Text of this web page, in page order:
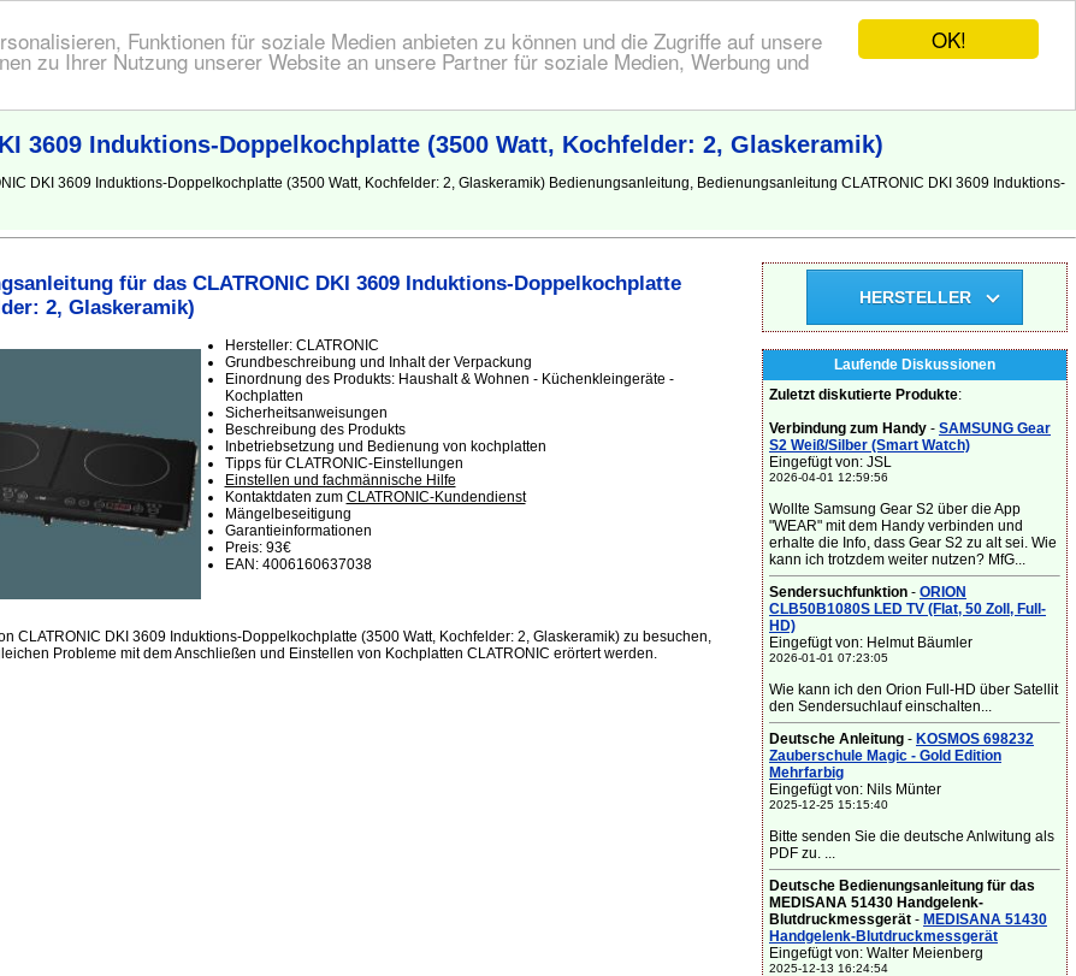
OK!
Funktionen für soziale Medien anbieten zu können und die Zugriffe auf unsere
zu Ihrer Nutzung unserer Website an unsere Partner für soziale Medien, Werbung und
3609 Induktions-Doppelkochplatte (3500 Watt, Kochfelder: 2, Glaskeramik)
DKI 3609 Induktions-Doppelkochplatte (3500 Watt, Kochfelder: 2, Glaskeramik) Bedienungsanleitung, Bedienungsanleitung CLATRONIC DKI 3609 Induktions-
für das CLATRONIC DKI 3609 Induktions-Doppelkochplatte
2, Glaskeramik)
Hersteller: CLATRONIC
Grundbeschreibung und Inhalt der Verpackung
Einordnung des Produkts: Haushalt & Wohnen - Küchenkleingeräte -
Kochplatten
Sicherheitsanweisungen
Beschreibung des Produkts
Inbetriebsetzung und Bedienung von kochplatten
Tipps für CLATRONIC-Einstellungen
Einstellen und fachmännische Hilfe
Kontaktdaten zum CLATRONIC-Kundendienst
Mängelbeseitigung
Garantieinformationen
Preis: 93€
EAN: 4006160637038
CLATRONIC DKI 3609 Induktions-Doppelkochplatte (3500 Watt, Kochfelder: 2, Glaskeramik) zu besuchen,
Probleme mit dem Anschließen und Einstellen von Kochplatten CLATRONIC erörtert werden.
HERSTELLER
Laufende Diskussionen
Zuletzt diskutierte Produkte:
Verbindung zum Handy - SAMSUNG Gear
S2 Weiß/Silber (Smart Watch)
Eingefügt von: JSL
2026-04-01 12:59:56
Wollte Samsung Gear S2 über die App
"WEAR" mit dem Handy verbinden und
erhalte die Info, dass Gear S2 zu alt sei. Wie
kann ich trotzdem weiter nutzen? MfG...
Sendersuchfunktion - ORION
CLB50B1080S LED TV (Flat, 50 Zoll, Full-
HD)
Eingefügt von: Helmut Bäumler
2026-01-01 07:23:05
Wie kann ich den Orion Full-HD über Satellit
den Sendersuchlauf einschalten...
Deutsche Anleitung - KOSMOS 698232
Zauberschule Magic - Gold Edition
Mehrfarbig
Eingefügt von: Nils Münter
2025-12-25 15:15:40
Bitte senden Sie die deutsche Anlwitung als
PDF zu. ...
Deutsche Bedienungsanleitung für das
MEDISANA 51430 Handgelenk-
Blutdruckmessgerät - MEDISANA 51430
Handgelenk-Blutdruckmessgerät
Eingefügt von: Walter Meienberg
2025-12-13 16:24:54